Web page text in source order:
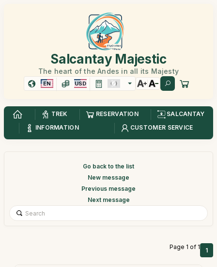
Salcantay Majestic
The heart of the Andes in all its Majesty
EN USD
TREK RESERVATION
SALCANTAY
INFORMATION
CUSTOMER SERVICE
Go back to the list
New message
Previous message
Next message
Page 1 of 1 1